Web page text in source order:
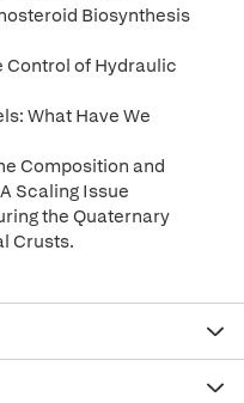
Biosynthesis
Control of Hydraulic
What Have We
Composition and
Scaling Issue
the Quaternary
Crusts.